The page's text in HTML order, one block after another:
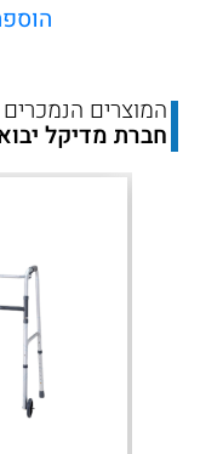
המוצרים
חברת מדיקל